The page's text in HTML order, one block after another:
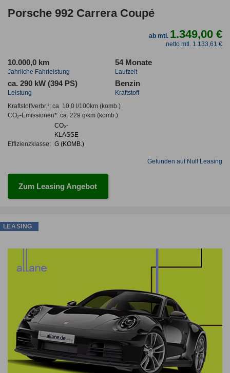
Porsche 992 Carrera Coupé
ab mtl. 1.349,00 €
netto mtl. 1.133,61 €
10.000,0 km
Jahrliche Fahrleistung
54 Monate
Laufzeit
ca. 290 kW (394 PS)
Leistung
Benzin
Kraftstoff
Kraftstoffverbr.¹: ca. 10,0 l/100km(komb.)
CO2-Emissionen*: ca. 229 g/km(komb.)
Effizienzklasse:
CO₂-
KLASSE
G (KOMB.)
Gefunden auf Null Leasing
Zum Leasing Angebot
LEASING